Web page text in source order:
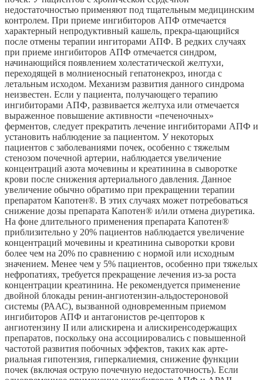
недостаточностью применяют под тщательным медицинским
контролем. При приеме ингибиторов АПФ отмечается
характерный непродуктивный кашель, прекра-щающийся
после отмены терапии ингиторами АПФ. В редких случаях
при приеме ингибиторов АПФ отмечается синдром,
начинающийся появлением холестатической желтухи,
переходящей в молниеносный гепатонекроз, иногда с
летальным исходом. Механизм развития данного синдрома
неизвестен. Если у пациента, получающего терапию
ингибиторами АПФ, развивается желтуха или отмечается
выраженное повышение активности «печеночных»
ферментов, следует прекратить лечение ингибиторами АПФ и
установить наблюдение за пациентом. У некоторых
пациентов с заболеваниями почек, особенно с тяжелым
стенозом почечной артерии, наблюдается увеличение
концентраций азота мочевины и креатинина в сыворотке
крови после снижения артериального давления. Данное
увеличение обычно обратимо при прекращении терапии
препаратом Капотен®. В этих случаях может потребоваться
снижение дозы препарата Капотен® и/или отмена диуретика.
На фоне длительного применения препарата Капотен®
приблизительно у 20% пациентов наблюдается увеличение
концентраций мочевины и креатинина сыворотки крови
более чем на 20% по сравнению с нормой или исходным
значением. Менее чем у 5% пациентов, особенно при тяжелых
нефропатиях, требуется прекращение лечения из-за роста
концентрации креатинина. Не рекомендуется применение
двойной блокады ренин-ангиотензин-альдостероновой
системы (РААС), вызванной одновременным приемом
ингибиторов АПФ и антагонистов ре-цепторов к
ангиотензину II или алискирена и алискиренсодержащих
препаратов, поскольку она ассоциировались с повышенной
частотой развития побочных эффектов, таких как арте-
риальная гипотензия, гиперкалиемия, снижение функции
почек (включая острую почечную недостаточность). Если